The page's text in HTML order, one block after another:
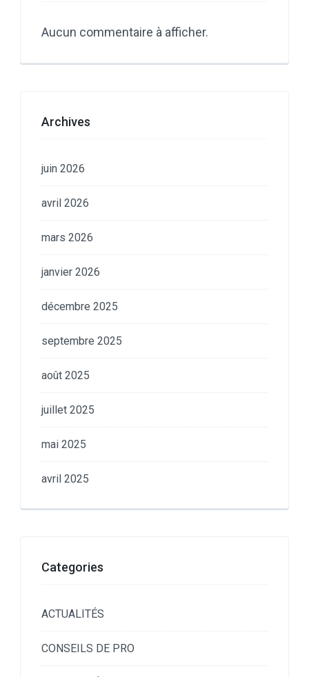
Aucun commentaire à afficher.
Archives
juin 2026
avril 2026
mars 2026
janvier 2026
décembre 2025
septembre 2025
août 2025
juillet 2025
mai 2025
avril 2025
Categories
ACTUALITÉS
CONSEILS DE PRO